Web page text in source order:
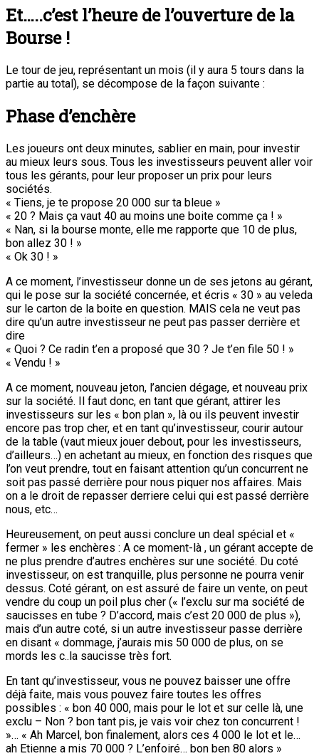
Et…..c’est l’heure de l’ouverture de la
Bourse !
Le tour de jeu, représentant un mois (il y aura 5 tours dans la
partie au total), se décompose de la façon suivante :
Phase d’enchère
Les joueurs ont deux minutes, sablier en main, pour investir
au mieux leurs sous. Tous les investisseurs peuvent aller voir
tous les gérants, pour leur proposer un prix pour leurs
sociétés.
« Tiens, je te propose 20 000 sur ta bleue »
« 20 ? Mais ça vaut 40 au moins une boite comme ça ! »
« Nan, si la bourse monte, elle me rapporte que 10 de plus,
bon allez 30 ! »
« Ok 30 ! »
A ce moment, l’investisseur donne un de ses jetons au gérant,
qui le pose sur la société concernée, et écris « 30 » au veleda
sur le carton de la boite en question. MAIS cela ne veut pas
dire qu’un autre investisseur ne peut pas passer derrière et
dire
« Quoi ? Ce radin t’en a proposé que 30 ? Je t’en file 50 ! »
« Vendu ! »
A ce moment, nouveau jeton, l’ancien dégage, et nouveau prix
sur la société. Il faut donc, en tant que gérant, attirer les
investisseurs sur les « bon plan », là ou ils peuvent investir
encore pas trop cher, et en tant qu’investisseur, courir autour
de la table (vaut mieux jouer debout, pour les investisseurs,
d’ailleurs…) en achetant au mieux, en fonction des risques que
l’on veut prendre, tout en faisant attention qu’un concurrent ne
soit pas passé derrière pour nous piquer nos affaires. Mais
on a le droit de repasser derriere celui qui est passé derrière
nous, etc…
Heureusement, on peut aussi conclure un deal spécial et «
fermer » les enchères : A ce moment-là , un gérant accepte de
ne plus prendre d’autres enchères sur une société. Du coté
investisseur, on est tranquille, plus personne ne pourra venir
dessus. Coté gérant, on est assuré de faire un vente, on peut
vendre du coup un poil plus cher (« l’exclu sur ma société de
saucisses en tube ? D’accord, mais c’est 20 000 de plus »),
mais d’un autre coté, si un autre investisseur passe derrière
en disant « dommage, j’aurais mis 50 000 de plus, on se
mords les c..la saucisse très fort.
En tant qu’investisseur, vous ne pouvez baisser une offre
déjà faite, mais vous pouvez faire toutes les offres
possibles : « bon 40 000, mais pour le lot et sur celle là, une
exclu – Non ? bon tant pis, je vais voir chez ton concurrent !
»… « Ah Marcel, bon finalement, alors ces 4 000 le lot et le…
ah Etienne a mis 70 000 ? L’enfoiré… bon ben 80 alors »